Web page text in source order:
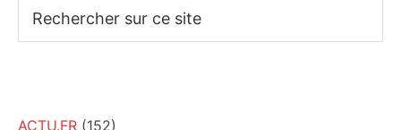
sur
ACTU.FR (152)